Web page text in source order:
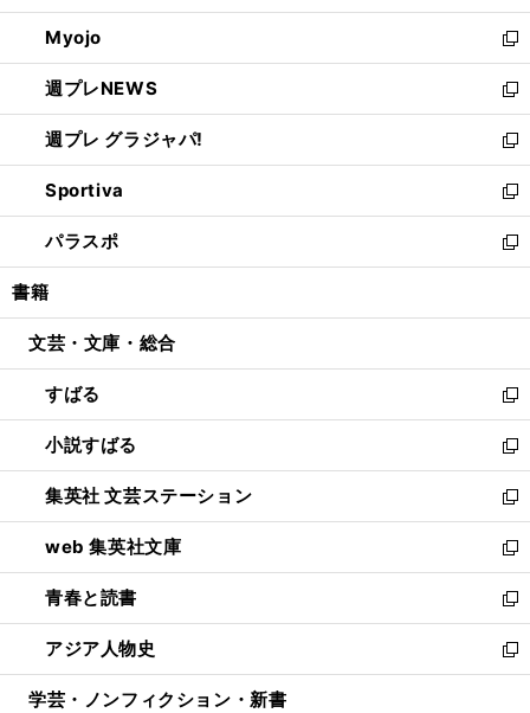
開
く
ウ
で
開
く
ン
ド
ウ
で
開
く
ウ
ィ
ン
ド
ウ
で
開
く
Myojo
新
し
い
ウ
ィ
ン
ド
ウ
で
開
週プレNEWS
新
し
い
ウ
ィ
ン
ド
ウ
開
週プレ グラジャパ!
新
し
い
ウ
ィ
ン
ウ
開
く
Sportiva
新
し
い
ウ
ン
ウ
で
開
く
パラスポ
新
し
ウ
ン
ド
ウ
で
開
く
書籍
文芸・文庫・総合
すばる
新
し
い
ウ
ィ
ン
ド
ウ
で
開
く
小説すばる
新
し
い
ウ
ィ
ン
ド
ウ
で
開
集英社 文芸ステーション
新
し
い
ウ
ィ
ン
ド
ウ
web 集英社文庫
新
し
い
ウ
ィ
ン
青春と読書
新
し
い
ウ
アジア人物史
新
し
学芸・ノンフィクション・新書